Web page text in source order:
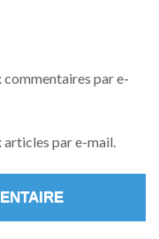
commentaires par e-
articles par e-mail.